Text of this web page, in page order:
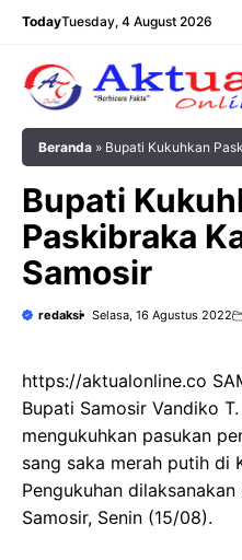
Langsung
TodayTuesday, 4 August 2026
Beranda » Bupati Kukuhkan
Bupati
Paskibraka
Samosir
redaksi Selasa, 16 Agustus 2022
https://aktualonline.co
Bupati Samosir Vandiko
mengukuhkan pasukan
sang saka merah putih di
Pengukuhan
Samosir, Senin (15/08).